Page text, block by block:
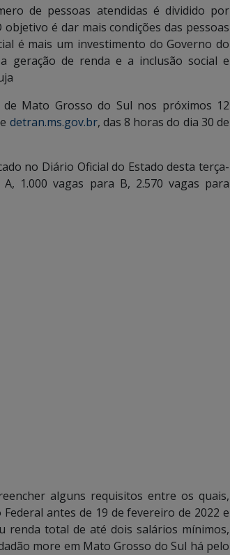
de pessoas atendidas é dividido por
é dar mais condições das pessoas
é mais um investimento do Governo do
geração de renda e a inclusão social e
Mato Grosso do Sul nos próximos 12
detran.ms.gov.br, das 8 horas do dia 30 de
no Diário Oficial do Estado desta terça-
1.000 vagas para B, 2.570 vagas para
alguns requisitos entre os quais,
antes de 19 de fevereiro de 2022 e
renda total de até dois salários mínimos,
more em Mato Grosso do Sul há pelo